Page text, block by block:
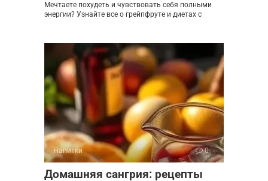
Мечтаете похудеть и чувствовать себя полными
энергии? Узнайте все о грейпфруте и диетах с
Напитки 0
Домашняя сангрия: рецепты